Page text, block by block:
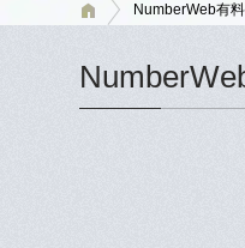
NumberWeb有